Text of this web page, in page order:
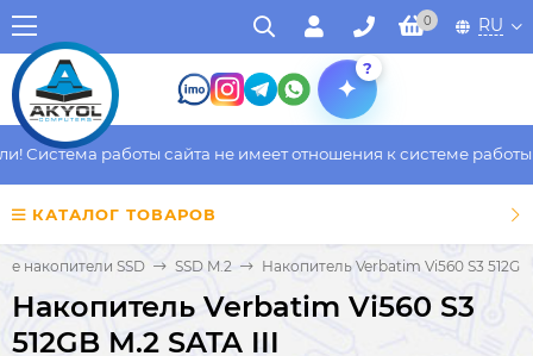
0 RU
?
Система работы сайта не имеет отношения к системе работы
КАТАЛОГ ТОВАРОВ
накопители SSD SSD M.2 Накопитель Verbatim Vi560 S3
Накопитель Verbatim Vi560 S3
512GB M.2 SATA III